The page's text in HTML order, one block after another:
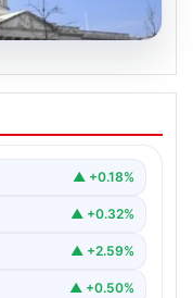
ne zaman?
beklentisi
▲ +0.18%
▲ +0.32%
▲ +2.59%
▲ +0.50%